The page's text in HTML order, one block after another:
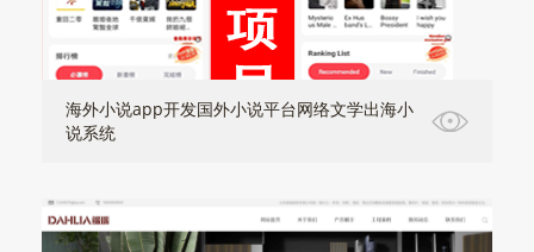
海外小说app开发国外小说平台网络文学出海小
说系统